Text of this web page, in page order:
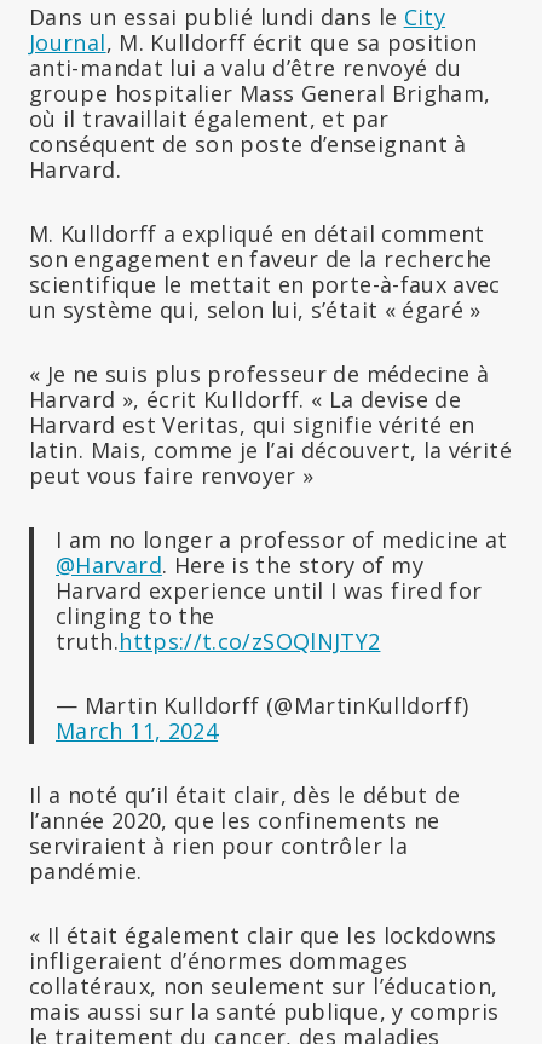
Dans un essai publié lundi dans le City
Journal, M. Kulldorff écrit que sa position
anti-mandat lui a valu d’être renvoyé du
groupe hospitalier Mass General Brigham,
où il travaillait également, et par
conséquent de son poste d’enseignant à
Harvard.
M. Kulldorff a expliqué en détail comment
son engagement en faveur de la recherche
scientifique le mettait en porte-à-faux avec
un système qui, selon lui, s’était « égaré »
« Je ne suis plus professeur de médecine à
Harvard », écrit Kulldorff. « La devise de
Harvard est Veritas, qui signifie vérité en
latin. Mais, comme je l’ai découvert, la vérité
peut vous faire renvoyer »
I am no longer a professor of medicine at
@Harvard. Here is the story of my
Harvard experience until I was fired for
clinging to the
truth.https://t.co/zSOQlNJTY2
— Martin Kulldorff (@MartinKulldorff)
March 11, 2024
Il a noté qu’il était clair, dès le début de
l’année 2020, que les confinements ne
serviraient à rien pour contrôler la
pandémie.
« Il était également clair que les lockdowns
infligeraient d’énormes dommages
collatéraux, non seulement sur l’éducation,
mais aussi sur la santé publique, y compris
le traitement du cancer, des maladies